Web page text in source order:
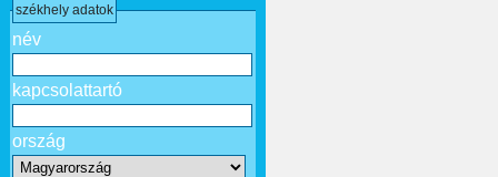
székhely adatok
név
kapcsolattartó
ország